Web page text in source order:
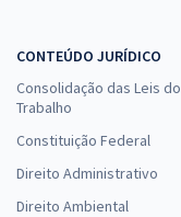
CONTEÚDO JURÍDICO
Consolidação das Leis do
Trabalho
Constituição Federal
Direito Administrativo
Direito Ambiental